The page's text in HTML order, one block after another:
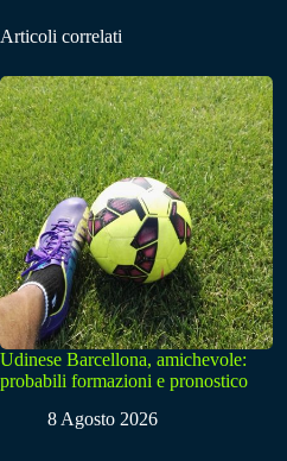
Articoli correlati
Udinese Barcellona, amichevole:
probabili formazioni e pronostico
8 Agosto 2026